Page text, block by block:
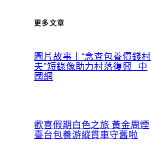
更多文章
圖片故事丨“念查包養價錢村
夫”短錄像助力村落復興_中
國網
歡喜假期白色之旅 黃金周煙
臺台包養游縱貫車守舊啦